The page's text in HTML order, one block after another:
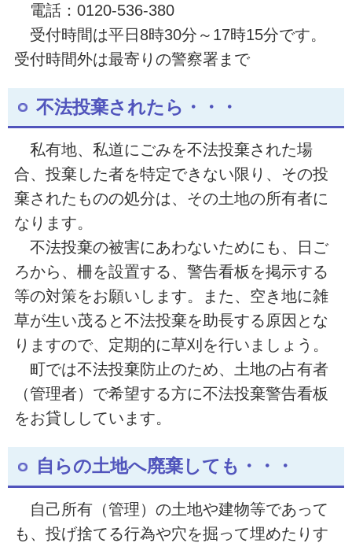
電話：0120-536-380
受付時間は平日8時30分～17時15分です。
受付時間外は最寄りの警察署まで
不法投棄されたら・・・
私有地、私道にごみを不法投棄された場
合、投棄した者を特定できない限り、その投
棄されたものの処分は、その土地の所有者に
なります。
不法投棄の被害にあわないためにも、日ご
ろから、柵を設置する、警告看板を掲示する
等の対策をお願いします。また、空き地に雑
草が生い茂ると不法投棄を助長する原因とな
りますので、定期的に草刈を行いましょう。
町では不法投棄防止のため、土地の占有者
（管理者）で希望する方に不法投棄警告看板
をお貸ししています。
自らの土地へ廃棄しても・・・
自己所有（管理）の土地や建物等であって
も、投げ捨てる行為や穴を掘って埋めたりす